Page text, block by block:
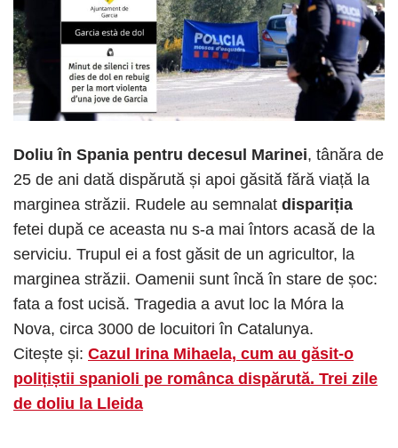
Doliu în Spania pentru decesul Marinei, tânăra de
25 de ani dată dispărută și apoi găsită fără viață la
marginea străzii. Rudele au semnalat dispariția
fetei după ce aceasta nu s-a mai întors acasă de la
serviciu. Trupul ei a fost găsit de un agricultor, la
marginea străzii. Oamenii sunt încă în stare de șoc:
fata a fost ucisă. Tragedia a avut loc la Móra la
Nova, circa 3000 de locuitori în Catalunya.
Citește și: Cazul Irina Mihaela, cum au găsit-o
polițiștii spanioli pe românca dispărută. Trei zile
de doliu la Lleida